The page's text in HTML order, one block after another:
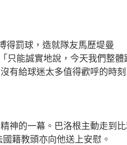
得罰球，造就隊友馬歷堤曼
只能誠實地說，今天我們整體
有給球迷太多值得歡呼的時
神的一幕。巴洛根主動走到
籍教頭亦向他送上安慰。